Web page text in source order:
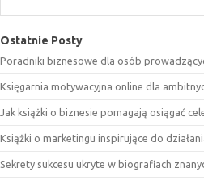
Ostatnie Posty
Poradniki biznesowe dla osób
Księgarnia motywacyjna online dla
Jak książki o biznesie pomagają osiągać
Książki o marketingu inspirujące do
Sekrety sukcesu ukryte w biografiach